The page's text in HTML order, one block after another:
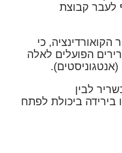
לעבר קבוצת
הקואורדינציה, כי
הפועלים לאלה
לבין
בירידה ביכולת לפתח